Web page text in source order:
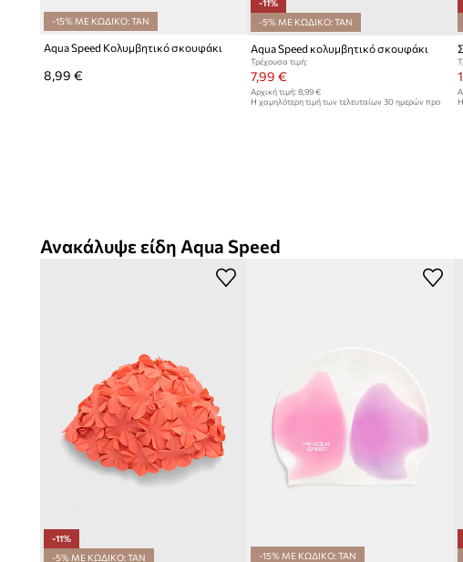
Σεροζ απόχρωση
, αποτελεί ένα αισθητικό και εμφανές στοιχείο
εξοπλισμού κολύμβησης
-15% ΜΕ ΚΩΔΙΚΟ: TAN
Aqua Speed Κολυμβητικό σκουφάκι
8,99 €
-11%
-5% ΜΕ ΚΩΔΙΚΟ: TAN
Aqua Speed κολυμβητικό σκουφάκι
Τρέχουσα τιμή:
7,99 €
Αρχική τιμή:8,99 €
Η χαμηλότερη τιμή των τελευταίων 30 ημερών προ
Ανακάλυψε είδη Aqua Speed
-11%
-5% ΜΕ ΚΩΔΙΚΟ: TAN
-15% ΜΕ ΚΩΔΙΚΟ: TAN